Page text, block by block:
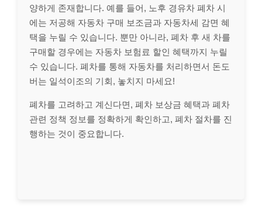
양하게 존재합니다. 예를 들어, 노후 경유차 폐차 시
에는 저공해 자동차 구매 보조금과 자동차세 감면 혜
택을 누릴 수 있습니다. 뿐만 아니라, 폐차 후 새 차를
구매할 경우에는 자동차 보험료 할인 혜택까지 누릴
수 있습니다. 폐차를 통해 자동차를 처리하면서 돈도
버는 일석이조의 기회, 놓치지 마세요!
폐차를 고려하고 계신다면, 폐차 보상금 혜택과 폐차
관련 정책 정보를 정확하게 확인하고, 폐차 절차를 진
행하는 것이 중요합니다.